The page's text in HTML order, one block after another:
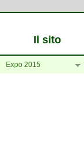
Il sito
Expo 2015